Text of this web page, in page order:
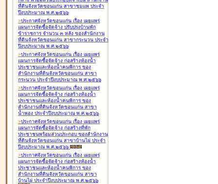
ที่ดินจังหวัดขอนแก่น สาขาชุมแพ ประจำ
ปีงบประมาณ พ.ศ.๒๕๖๖
>ประกาศจังหวัดขอนแก่น เรื่อง เผยแพร่
แผนการจัดซื้อจัดจ้าง ปรับปรุงบ้านพัก
ข้าราชการ จำนวน ๓ หลัง ของสำนักงาน
ที่ดินจังหวัดขอนแก่น สาขากระนวน ประจำ
ปีงบประมาณ พ.ศ.๒๕๖๖
>ประกาศจังหวัดขอนแก่น เรื่อง เผยแพร่
แผนการจัดซื้อจัดจ้าง ก่อสร้างห้องน้ำ
ประชาชนและห้องน้ำคนพิการ ของ
สำนักงานที่ดินจังหวัดขอนแก่น สาขา
กระนวน ประจำปีงบประมาณ พ.ศ.๒๕๖๖
>ประกาศจังหวัดขอนแก่น เรื่อง เผยแพร่
แผนการจัดซื้อจัดจ้าง ก่อสร้างห้องน้ำ
ประชาชนและห้องน้ำคนพิการ ของ
สำนักงานที่ดินจังหวัดขอนแก่น สาขา
น้ำพอง ประจำปีงบประมาณ พ.ศ.๒๕๖๖
>ประกาศจังหวัดขอนแก่น เรื่อง เผยแพร่
แผนการจัดซื้อจัดจ้าง ก่อสร้างที่พัก
ประชาชนพร้อมส่วนประกอบ ของสำนักงาน
ที่ดินจังหวัดขอนแก่น สาขาบ้านไผ่ ประจำ
ปีงบประมาณ พ.ศ.๒๕๖๖
>ประกาศจังหวัดขอนแก่น เรื่อง เผยแพร่
แผนการจัดซื้อจัดจ้าง ก่อสร้างห้องน้ำ
ประชาชนและห้องน้ำคนพิการ ของ
สำนักงานที่ดินจังหวัดขอนแก่น สาขา
บ้านไผ่ ประจำปีงบประมาณ พ.ศ.๒๕๖๖